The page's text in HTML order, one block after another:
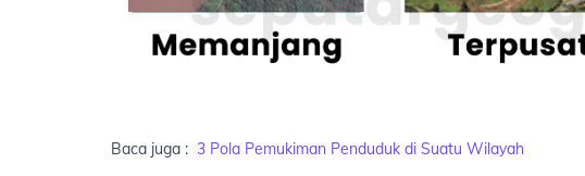
Baca juga : 3 Pola Pemukiman Penduduk di Suatu Wilayah